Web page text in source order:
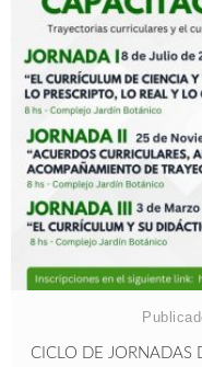
CICLO DE JORNADAS